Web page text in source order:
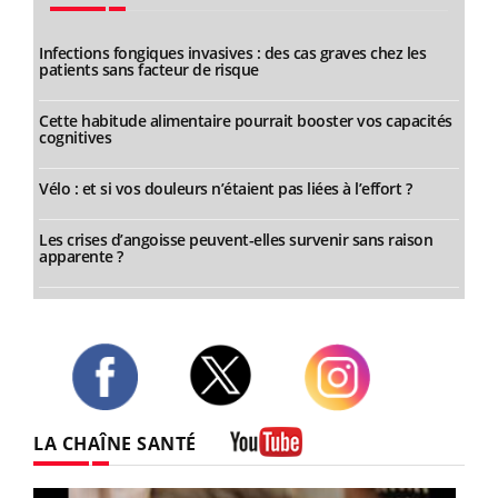
Infections fongiques invasives : des cas graves chez les
patients sans facteur de risque
Cette habitude alimentaire pourrait booster vos capacités
cognitives
Vélo : et si vos douleurs n’étaient pas liées à l’effort ?
Les crises d’angoisse peuvent-elles survenir sans raison
apparente ?
LA CHAÎNE SANTÉ